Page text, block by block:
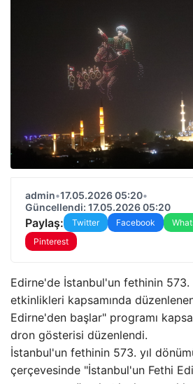
admin•17.05.2026 05:20•
Güncellendi: 17.05.2026 05:20
Paylaş: Twitter Facebook
Pinterest
Edirne'de İstanbul'un fethinin 573.
etkinlikleri kapsamında
Edirne'den başlar" programı
dron gösterisi düzenlendi.
İstanbul'un fethinin 573. yıl
çerçevesinde "İstanbul'un Fethi